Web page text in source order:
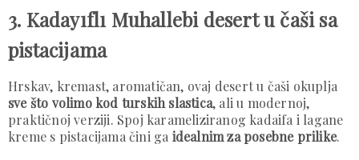
3. Kadayıflı Muhallebi desert u čaši sa
pistacijama
Hrskav, kremast, aromatičan, ovaj desert u čaši okuplja
sve što volimo kod turskih slastica, ali u modernoj,
praktičnoj verziji. Spoj karameliziranog kadaifa i lagane
kreme s pistacijama čini ga idealnim za posebne prilike.